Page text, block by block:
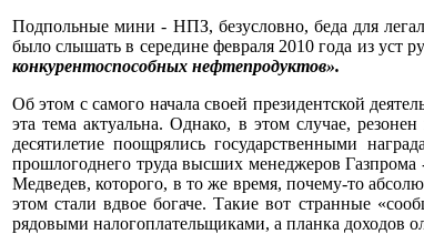
Подпольные мини - НПЗ, безусловно, беда для
было слышать в середине февраля 2010 года из
конкурентоспособных нефтепродуктов».
Об этом с самого начала своей президентской
эта тема актуальна. Однако, в этом случае,
десятилетие поощрялись государственными
прошлогоднего труда высших менеджеров
Медведев, которого, в то же время, почему-то
этом стали вдвое богаче. Такие вот странные
рядовыми налогоплательщиками, а планка доходов